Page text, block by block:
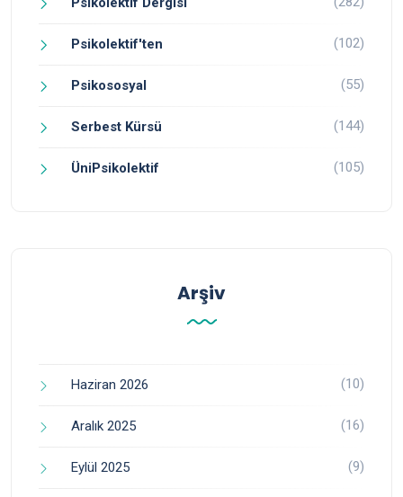
Psikolektif'ten (102)
Psikososyal (55)
Serbest Kürsü (144)
ÜniPsikolektif (105)
Arşiv
Haziran 2026 (10)
Aralık 2025 (16)
Eylül 2025 (9)